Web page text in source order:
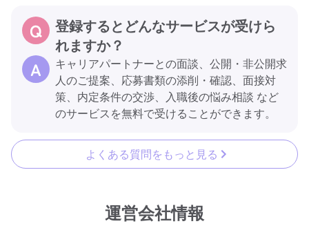
登録するとどんなサービスが受けら
れますか？
キャリアパートナーとの面談、公開・非公開求
人のご提案、応募書類の添削・確認、面接対
策、内定条件の交渉、入職後の悩み相談 など
のサービスを無料で受けることができます。
よくある質問をもっと見る
運営会社情報